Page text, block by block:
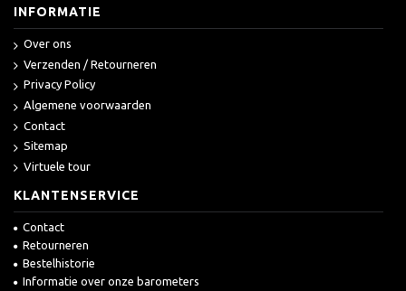
INFORMATIE
Over ons
Verzenden / Retourneren
Privacy Policy
Algemene voorwaarden
Contact
Sitemap
Virtuele tour
KLANTENSERVICE
Contact
Retourneren
Bestelhistorie
Informatie over onze barometers